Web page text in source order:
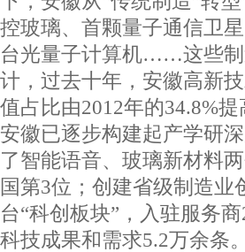
控玻璃、首颗量子通信卫
台光量子计算机……这些制
计，过去十年，安徽高新
值占比由2012年的34.8%
安徽已逐步构建起产学研
了智能语音、玻璃新材料
国第3位；创建省级制造
台“科创板块”，入驻服务
科技成果和需求5.2万余